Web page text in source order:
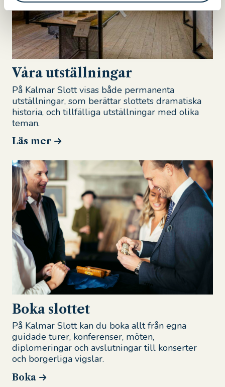
Våra utställningar
På Kalmar Slott visas både permanenta
utställningar, som berättar slottets dramatiska
historia, och tillfälliga utställningar med olika
teman.
Läs mer
Boka slottet
På Kalmar Slott kan du boka allt från egna
guidade turer, konferenser, möten,
diplomeringar och avslutningar till konserter
och borgerliga vigslar.
Boka